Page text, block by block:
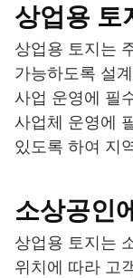
상업용 토
상업용 토지는
가능하도록 설
사업 운영에 필
사업체 운영에
있도록 하여 지
소상공인
상업용 토지는
위치에 따라 고